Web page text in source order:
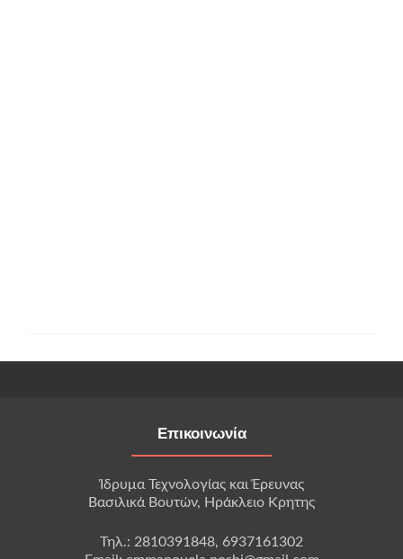
Επικοινωνία
Ίδρυμα Τεχνολογίας και Έρευνας
Βασιλικά Βουτών, Ηράκλειο Κρητης
Τηλ.: 2810391848, 6937161302